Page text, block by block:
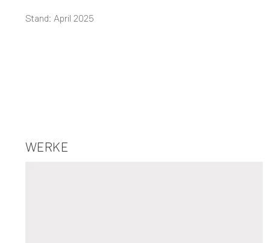
Stand: April 2025
WERKE